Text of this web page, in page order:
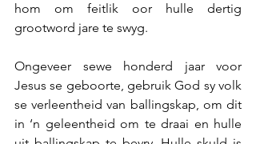
hom om feitlik oor hulle dertig
grootword jare te swyg.
Ongeveer sewe honderd jaar voor
Jesus se geboorte, gebruik God sy volk
se verleentheid van ballingskap, om dit
in ‘n geleentheid om te draai en hulle